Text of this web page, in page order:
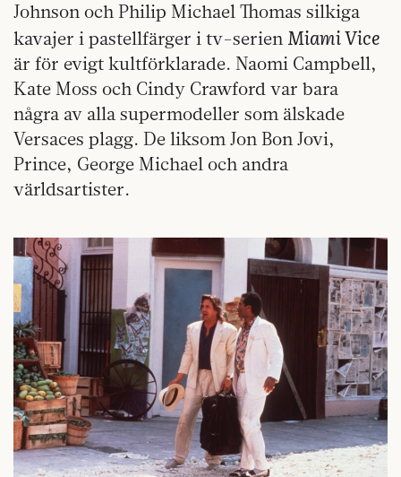
Johnson och Philip Michael Thomas silkiga
kavajer i pastellfärger i tv-serien Miami Vice
är för evigt kultförklarade. Naomi Campbell,
Kate Moss och Cindy Crawford var bara
några av alla supermodeller som älskade
Versaces plagg. De liksom Jon Bon Jovi,
Prince, George Michael och andra
världsartister.